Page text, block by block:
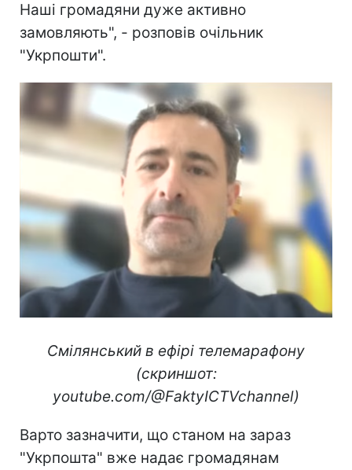
Наші громадяни дуже активно
замовляють", - розповів очільник
"Укрпошти".
Смілянський в ефірі телемарафону
(скриншот:
youtube.com/@FaktyICTVchannel)
Варто зазначити, що станом на зараз
"Укрпошта" вже надає громадянам